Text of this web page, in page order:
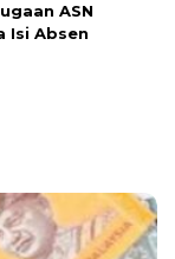
ASN
Isi Absen